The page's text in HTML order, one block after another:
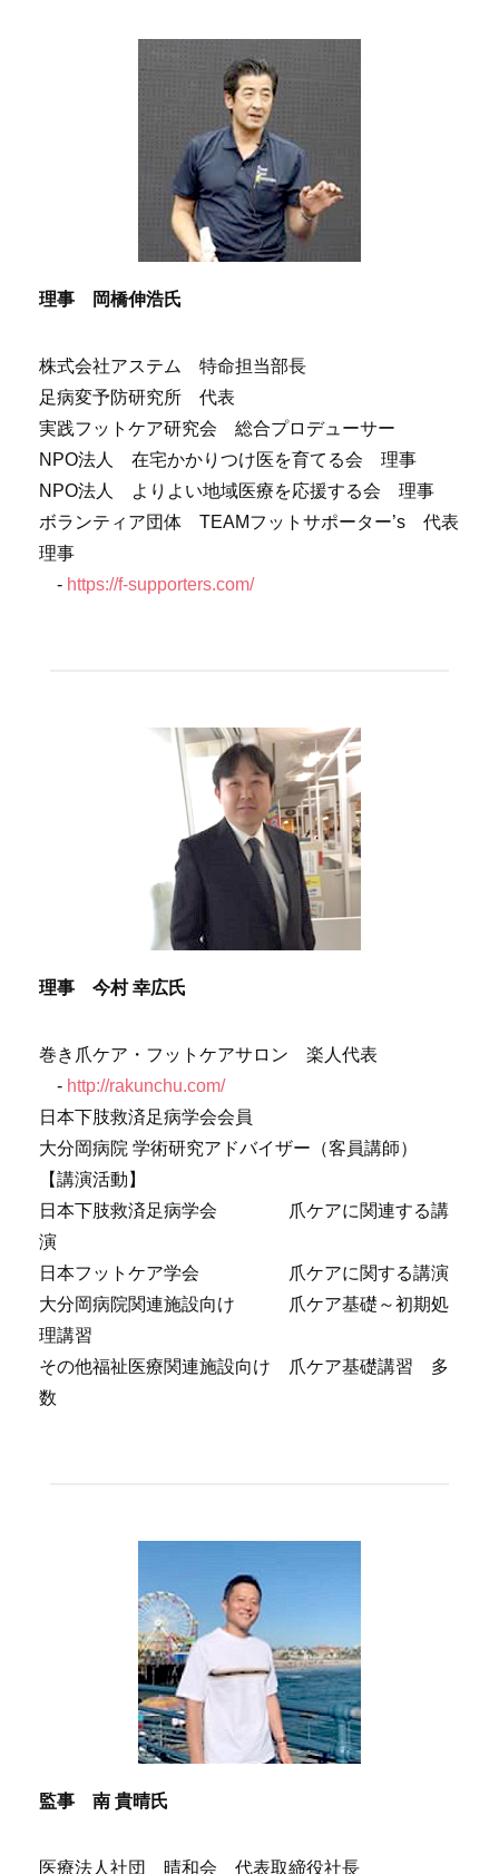
理事 岡橋伸浩氏
株式会社アステム 特命担当部長
足病変予防研究所 代表
実践フットケア研究会 総合プロデューサー
NPO法人 在宅かかりつけ医を育てる会 理事
NPO法人 よりよい地域医療を応援する会 理事
ボランティア団体 TEAMフットサポーター’s 代表
理事
- https://f-supporters.com/
理事 今村 幸広氏
巻き爪ケア・フットケアサロン 楽人代表
- http://rakunchu.com/
日本下肢救済足病学会会員
大分岡病院 学術研究アドバイザー（客員講師）
【講演活動】
日本下肢救済足病学会 爪ケアに関連する講
演
日本フットケア学会 爪ケアに関する講演
大分岡病院関連施設向け 爪ケア基礎～初期処
理講習
その他福祉医療関連施設向け 爪ケア基礎講習 多
数
監事 南 貴晴氏
医療法人社団 晴和会 代表取締役社長